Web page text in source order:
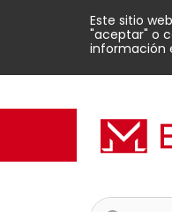
Este sitio
"aceptar" o
información